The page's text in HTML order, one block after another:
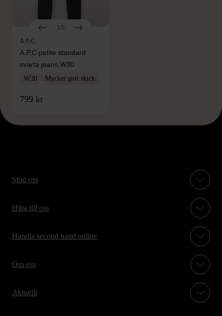
1/5
A.P.C.
A.P.C petite standard
svarta jeans W30
W30 Mycket gott skick
799 kr
Stöd oss
Hitta till oss
Handla second hand online
Om oss
Aktuellt